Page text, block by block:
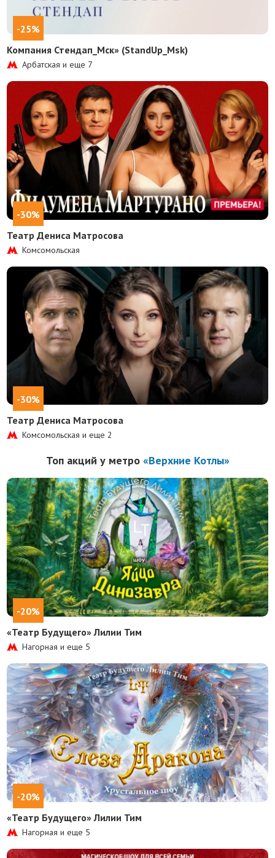
-25%
Компания Стендап_Мск» (StandUp_Msk)
Арбатская и еще 7
-30%
Театр Дениса Матросова
Комсомольская
-30%
Театр Дениса Матросова
Комсомольская и еще2
Топ акций у метро «Верхние Котлы»
-20%
«Театр Будущего» Лилии Тим
Нагорная и еще 5
-20%
«Театр Будущего» Лилии Тим
Нагорная и еще 5